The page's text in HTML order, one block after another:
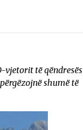
të qëndresës
shumë të